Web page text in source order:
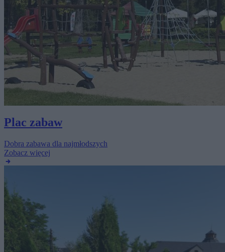
Plac zabaw
Dobra zabawa dla najmłodszych
Zobacz więcej